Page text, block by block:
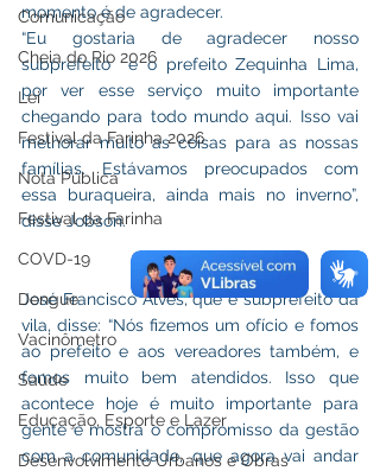
Comunicação
Cheia do Rio 2026
Lei
Festival da Farinha 2026
Nota Pública
Festival da Farinha
COVD-19
Dengue
Vacinômetro
Saúde
Educação, Esporte e Lazer
Desenvolvimento Urbanos e Obras
momento é de agradecer.
“Eu gostaria de agradecer nosso
subprefeito  e o prefeito Zequinha Lima,
por ver esse serviço muito importante
chegando para todo mundo aqui. Isso vai
melhorar muito as coisas para as nossas
famílias. Estávamos preocupados com
essa buraqueira, ainda mais no inverno”,
disse Jobson.
José Francisco Alves, que é subprefeito da
vila, disse: “Nós fizemos um ofício e fomos
ao prefeito e aos vereadores também, e
fomos muito bem atendidos. Isso que
acontece hoje é muito importante para
gente e mostra o compromisso da gestão
com a comunidade, que agora vai andar